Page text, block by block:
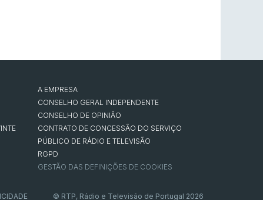
A EMPRESA
CONSELHO GERAL INDEPENDENTE
CONSELHO DE OPINIÃO
CONTRATO DE CONCESSÃO DO SERVIÇO
PÚBLICO DE RÁDIO E TELEVISÃO
RGPD
GESTÃO DAS DEFINIÇÕES DE COOKIES
© RTP, Rádio e Televisão de Portugal 2026